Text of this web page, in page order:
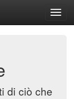
di ciò che